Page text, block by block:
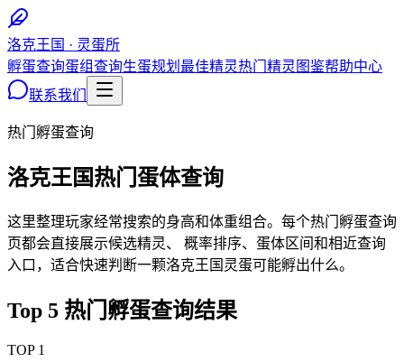
洛克王国 · 灵蛋所
孵蛋查询蛋组查询生蛋规划 最佳精灵热门精灵图鉴帮助中心
联系我们
热门孵蛋查询
洛克王国热门蛋体查询
这里整理玩家经常搜索的身高和体重组合。每个热门孵蛋查询
页都会直接展示候选精灵、 概率排序、蛋体区间和相近查询
入口，适合快速判断一颗洛克王国灵蛋可能孵出什么。
Top 5 热门孵蛋查询结果
TOP 1